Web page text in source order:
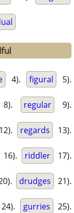
4). figural 5).
8). regular 9).
12). regards 13).
16). riddler 17).
drudges 21).
24). gurries 25).